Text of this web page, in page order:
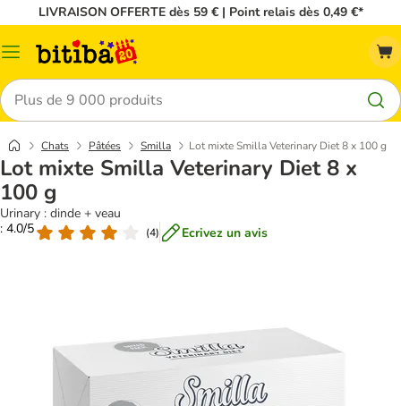
LIVRAISON OFFERTE dès 59 € | Point relais dès 0,49 €*
Menu
Rechercher
Chats Pâtées Smilla Lot mixte Smilla Veterinary Diet 8 x 100 g
Lot mixte Smilla Veterinary Diet 8 x
100 g
Urinary : dinde + veau
: 4.0/5
(4) Ecrivez un avis